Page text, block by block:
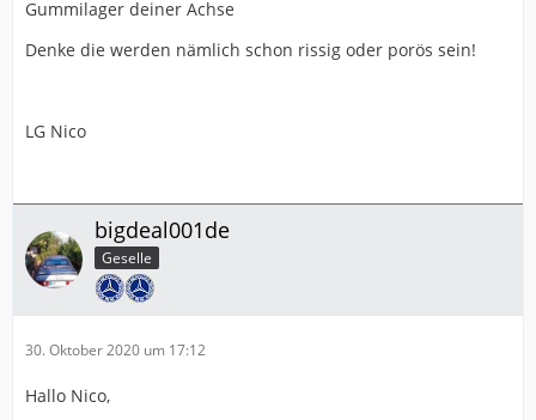
Gummilager deiner Achse
Denke die werden nämlich schon rissig oder porös sein!
LG Nico
bigdeal001de
Geselle
30. Oktober 2020 um 17:12
Hallo Nico,